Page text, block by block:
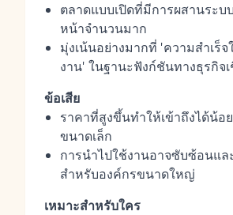
ตลาดแบบเปิดที่มีการผสานระบ
หน้าจำนวนมาก
มุ่งเน้นอย่างมากที่ 'ความสำเร็จ
งาน' ในฐานะฟังก์ชันทางธุรกิจ
ข้อเสีย
ราคาที่สูงขึ้นทำให้เข้าถึงได้น้อ
ขนาดเล็ก
การนำไปใช้งานอาจซับซ้อนแล
สำหรับองค์กรขนาดใหญ่
เหมาะสำหรับใคร